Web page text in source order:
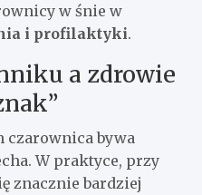
w śnie w
i profilaktyki.
a zdrowie
czarownica bywa
W praktyce, przy
znacznie bardziej